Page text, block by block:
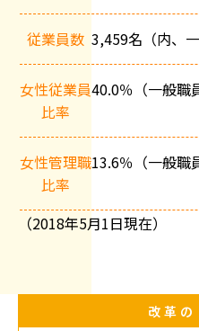
従業員数 3,459名（内、
女性従業員
比率
40.0％（一般職
女性管理職
比率
13.6％（一般職
（2018年5月1日現在）
改革の